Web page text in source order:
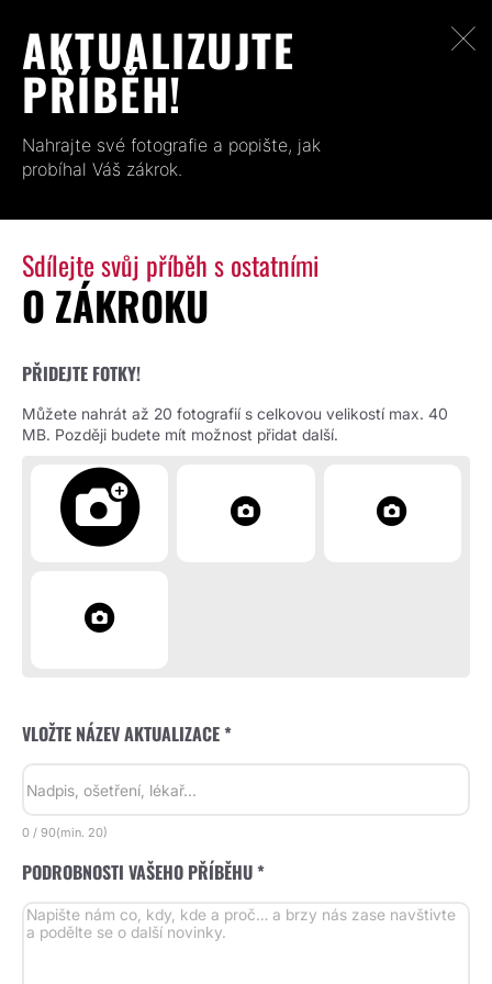
AKTUALIZUJTE
PŘÍBĚH!
Nahrajte své fotografie a popište, jak
probíhal Váš zákrok.
Sdílejte svůj příběh s ostatními
O ZÁKROKU
PŘIDEJTE FOTKY!
Můžete nahrát až 20 fotografií s celkovou velikostí max. 40
MB. Později budete mít možnost přidat další.
VLOŽTE NÁZEV AKTUALIZACE *
0 / 90(min. 20)
PODROBNOSTI VAŠEHO PŘÍBĚHU *